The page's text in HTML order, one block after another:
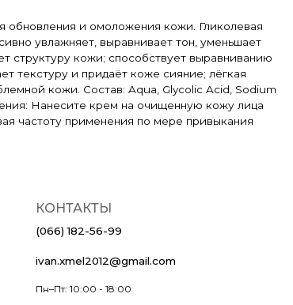
обновления и омоложения кожи. Гликолевая
увлажняет, выравнивает тон, уменьшает
структуру кожи; способствует выравниванию
текстуру и придаёт коже сияние; лёгкая
кожи. Состав: Aqua, Glycolic Acid, Sodium
Нанесите крем на очищенную кожу лица
частоту применения по мере привыкания
КОНТАКТЫ
(066) 182-56-99
ivan.xmel2012@gmail.com
Пн–Пт: 10:00 - 18:00